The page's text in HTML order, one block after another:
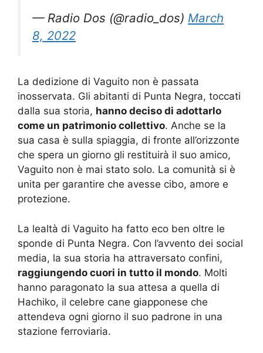
— Radio Dos (@radio_dos) March
8, 2022
La dedizione di Vaguito non è passata
inosservata. Gli abitanti di Punta Negra, toccati
dalla sua storia, hanno deciso di adottarlo
come un patrimonio collettivo. Anche se la
sua casa è sulla spiaggia, di fronte all’orizzonte
che spera un giorno gli restituirà il suo amico,
Vaguito non è mai stato solo. La comunità si è
unita per garantire che avesse cibo, amore e
protezione.
La lealtà di Vaguito ha fatto eco ben oltre le
sponde di Punta Negra. Con l’avvento dei social
media, la sua storia ha attraversato confini,
raggiungendo cuori in tutto il mondo. Molti
hanno paragonato la sua attesa a quella di
Hachiko, il celebre cane giapponese che
attendeva ogni giorno il suo padrone in una
stazione ferroviaria.